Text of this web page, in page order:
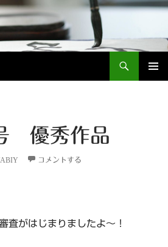
優秀作品
コメントする
査がはじまりましたよ～！